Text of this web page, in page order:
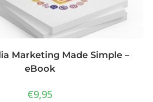
Marketing Made Simple –
eBook
€9,95